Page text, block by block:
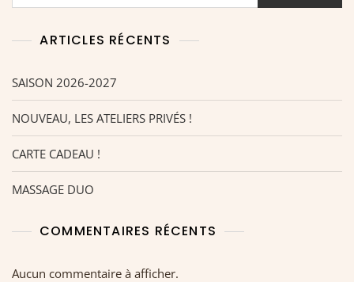
ARTICLES RÉCENTS
SAISON 2026-2027
NOUVEAU, LES ATELIERS PRIVÉS !
CARTE CADEAU !
MASSAGE DUO
COMMENTAIRES RÉCENTS
Aucun commentaire à afficher.